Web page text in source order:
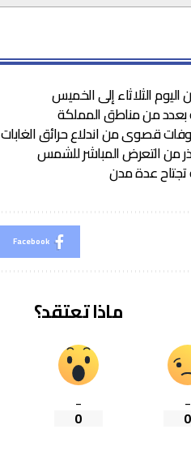
الثلاثاء إلى الخميس
قصوى من اندلاع حرائق الغابات
من التعرض المباشر للشمس
Facebook
ماذا تعتقد؟
_
0
_
0